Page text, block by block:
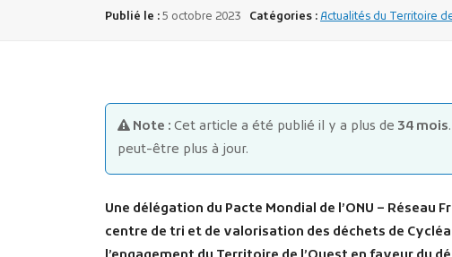
Publié le :5 octobre 2023 Catégories :Actualités du Territoire
Note : Cet article a été publié il y a plus de 34 mois
peut-être plus à jour.
Une délégation du Pacte Mondial de l’ONU –
centre de tri et de valorisation des déchets de